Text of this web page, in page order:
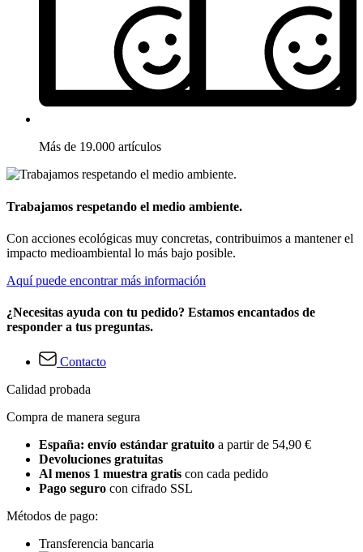
Más de 19.000 artículos
Trabajamos respetando el medio ambiente.
Con acciones ecológicas muy concretas, contribuimos a mantener el
impacto medioambiental lo más bajo posible.
Aquí puede encontrar más información
¿Necesitas ayuda con tu pedido? Estamos encantados de
responder a tus preguntas.
Contacto
Calidad probada
Compra de manera segura
España: envío estándar gratuito a partir de 54,90 €
Devoluciones gratuitas
Al menos 1 muestra gratis con cada pedido
Pago seguro con cifrado SSL
Métodos de pago:
Transferencia bancaria